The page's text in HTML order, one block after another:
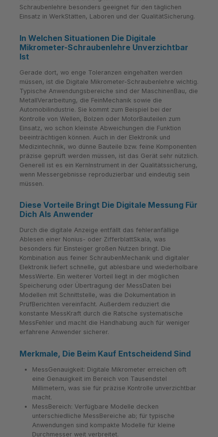
Schraubenlehre besonders geeignet für den täglichen
Einsatz in WerkStätten, Laboren und der QualitätSicherung.
In Welchen Situationen Die Digitale
Mikrometer-Schraubenlehre Unverzichtbar
Ist
Gerade dort, wo enge Toleranzen eingehalten werden
müssen, ist die Digitale Mikrometer-Schraubenlehre wichtig.
Typische Anwendungsbereiche sind der MaschinenBau, die
MetallVerarbeitung, die FeinMechanik sowie die
Automobilindustrie. Sie kommt zum Beispiel bei der
Kontrolle von Wellen, Bolzen oder MotorBauteilen zum
Einsatz, wo schon kleinste Abweichungen die Funktion
beeinträchtigen können. Auch in der Elektronik und
Medizintechnik, wo dünne Bauteile bzw. feine Komponenten
präzise geprüft werden müssen, ist das Gerät sehr nützlich.
Generell ist es ein KernInstrument in der Qualitätssicherung,
wenn Messergebnisse reproduzierbar und eindeutig sein
müssen.
Diese Vorteile Bringt Die Digitale Messung Für
Dich Als Anwender
Durch die digitale Anzeige entfällt das fehleranfällige
Ablesen einer Nonius- oder ZifferblattSkala, was
besonders für Einsteiger großen Nutzen bringt. Die
Kombination aus feiner SchraubenMechanik und digitaler
Elektronik liefert schnelle, gut ablesbare und wiederholbare
MessWerte. Ein weiterer Vorteil liegt in der möglichen
Speicherung oder Übertragung der MessDaten bei
Modellen mit Schnittstelle, was die Dokumentation in
PrüfBerichten vereinfacht. Außerdem reduziert die
konstante MessKraft durch die Ratsche systematische
MessFehler und macht die Handhabung auch für weniger
erfahrene Anwender sicherer.
Merkmale, Die Beim Kauf Entscheidend Sind
MessGenauigkeit: Digitale Mikrometer erreichen oft
eine Genauigkeit im Bereich von Tausendstel
Millimetern, was sie für präzise Kontrolle unverzichtbar
macht.
MessBereich: Verfügbare Modelle decken
unterschiedliche MessBereiche ab; für typische
Anwendungen sind kompakte Modelle für kleine
Durchmesser weit verbreitet.